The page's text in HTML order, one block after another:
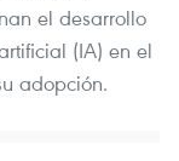
el desarrollo
(IA) en el
adopción.